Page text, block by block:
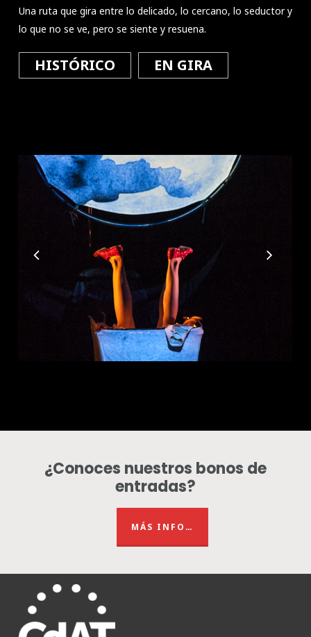
Una ruta que gira entre lo delicado, lo cercano, lo seductor y
lo que no se ve, pero se siente y resuena.
HISTÓRICO EN GIRA
¿Conoces nuestros bonos de
entradas?
MÁS INFO…